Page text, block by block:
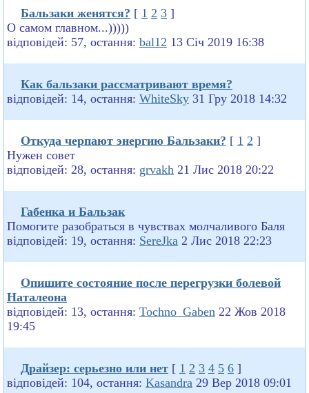
Бальзаки женятся? [ 1 2 3 ]
О самом главном...)))))
відповідей: 57, остання: bal12 13 Січ 2019 16:38
Как бальзаки рассматривают время?
відповідей: 14, остання: WhiteSky 31 Гру 2018 14:32
Откуда черпают энергию Бальзаки? [ 1 2 ]
Нужен совет
відповідей: 28, остання: grvakh 21 Лис 2018 20:22
Габенка и Бальзак
Помогите разобраться в чувствах молчаливого Баля
відповідей: 19, остання: SereJka 2 Лис 2018 22:23
Опишите состояние после перегрузки болевой
Наталеона
відповідей: 13, остання: Tochno_Gaben 22 Жов 2018
19:45
Драйзер: серьезно или нет [ 1 2 3 4 5 6 ]
відповідей: 104, остання: Kasandra 29 Вер 2018 09:01